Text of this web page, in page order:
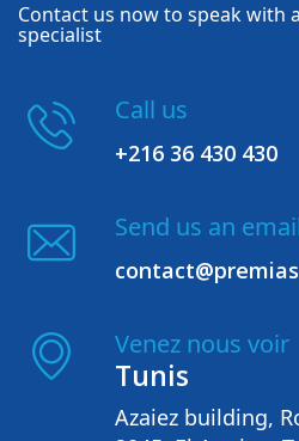
Contact us now to speak with
specialist
Call us
+216 36 430 430
Send us an
Venez nous voir
Tunis
Azaiez building,